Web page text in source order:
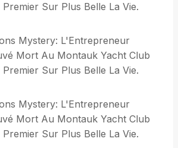
Sur Plus Belle La Vie.
Mystery: L'Entrepreneur
Mort Au Montauk Yacht Club
Sur Plus Belle La Vie.
Mystery: L'Entrepreneur
Mort Au Montauk Yacht Club
Sur Plus Belle La Vie.